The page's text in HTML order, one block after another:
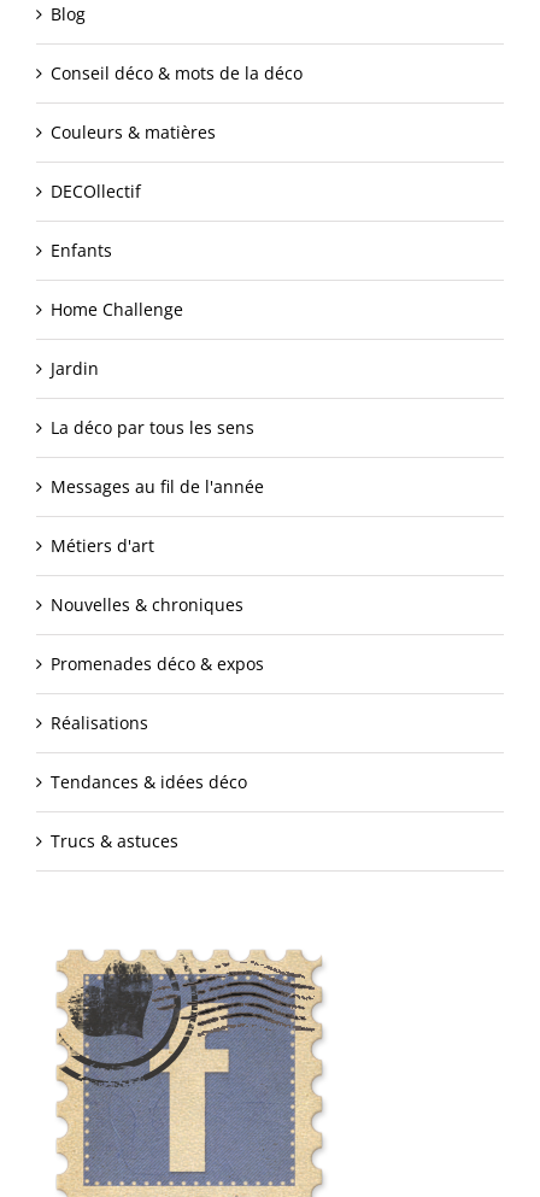
Blog
Conseil déco & mots de la déco
Couleurs & matières
DECOllectif
Enfants
Home Challenge
Jardin
La déco par tous les sens
Messages au fil de l'année
Métiers d'art
Nouvelles & chroniques
Promenades déco & expos
Réalisations
Tendances & idées déco
Trucs & astuces